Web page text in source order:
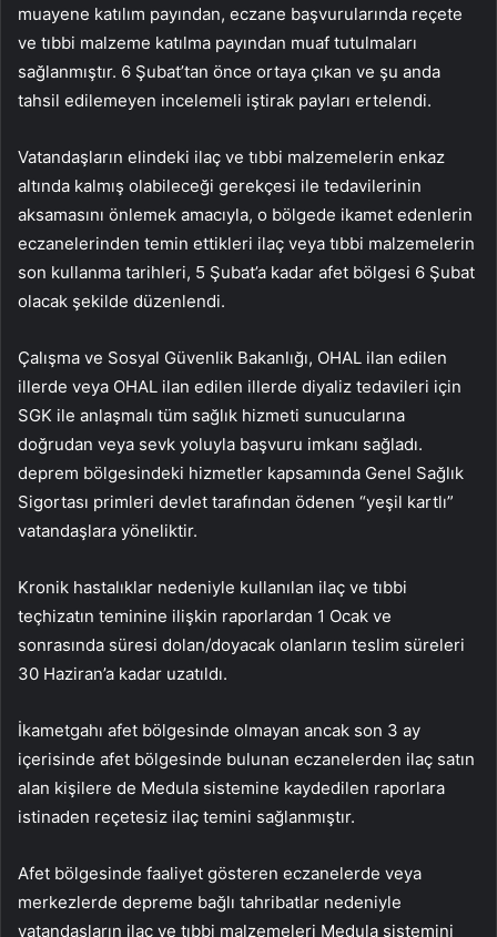
muayene katılım payından, eczane başvurularında reçete
ve tıbbi malzeme katılma payından muaf tutulmaları
sağlanmıştır. 6 Şubat’tan önce ortaya çıkan ve şu anda
tahsil edilemeyen incelemeli iştirak payları ertelendi.
Vatandaşların elindeki ilaç ve tıbbi malzemelerin enkaz
altında kalmış olabileceği gerekçesi ile tedavilerinin
aksamasını önlemek amacıyla, o bölgede ikamet edenlerin
eczanelerinden temin ettikleri ilaç veya tıbbi malzemelerin
son kullanma tarihleri, 5 Şubat’a kadar afet bölgesi 6 Şubat
olacak şekilde düzenlendi.
Çalışma ve Sosyal Güvenlik Bakanlığı, OHAL ilan edilen
illerde veya OHAL ilan edilen illerde diyaliz tedavileri için
SGK ile anlaşmalı tüm sağlık hizmeti sunucularına
doğrudan veya sevk yoluyla başvuru imkanı sağladı.
deprem bölgesindeki hizmetler kapsamında Genel Sağlık
Sigortası primleri devlet tarafından ödenen “yeşil kartlı”
vatandaşlara yöneliktir.
Kronik hastalıklar nedeniyle kullanılan ilaç ve tıbbi
teçhizatın teminine ilişkin raporlardan 1 Ocak ve
sonrasında süresi dolan/doyacak olanların teslim süreleri
30 Haziran’a kadar uzatıldı.
İkametgahı afet bölgesinde olmayan ancak son 3 ay
içerisinde afet bölgesinde bulunan eczanelerden ilaç satın
alan kişilere de Medula sistemine kaydedilen raporlara
istinaden reçetesiz ilaç temini sağlanmıştır.
Afet bölgesinde faaliyet gösteren eczanelerde veya
merkezlerde depreme bağlı tahribatlar nedeniyle
vatandaşların ilaç ve tıbbi malzemeleri Medula sistemini